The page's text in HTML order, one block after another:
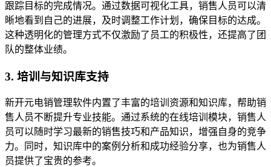
跟踪目标的完成情况。通过数据可视化工具，销售人员可以清
晰地看到自己的进展，及时调整工作计划，确保目标的达成。
这种透明化的管理方式不仅激励了员工的积极性，还提高了团
队的整体业绩。
3. 培训与知识库支持
新开元电销管理软件内置了丰富的培训资源和知识库，帮助销
售人员不断提升专业技能。通过系统的在线培训模块，销售人
员可以随时学习最新的销售技巧和产品知识，增强自身的竞争
力。同时，知识库中的案例分析和成功经验分享，也为销售人
员提供了宝贵的参考。